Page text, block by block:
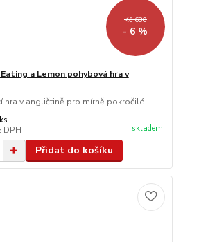
Kč 630
- 6 %
a Lemon pohybová hra v
hra v angličtině pro mírně pokročilé
DPH skladem
Přidat do košíku